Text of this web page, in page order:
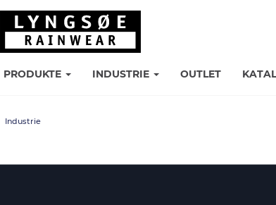
PRODUKTE INDUSTRIE OUTLET
Industrie